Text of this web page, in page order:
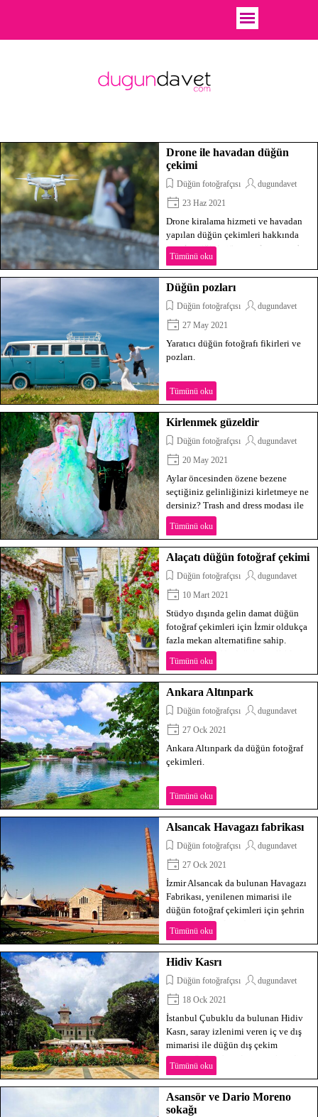
Drone ile havadan düğün
çekimi
Düğün fotoğrafçısı
dugundavet
23 Haz 2021
Drone kiralama hizmeti ve havadan
yapılan düğün çekimleri hakkında
merak ettiğiniz tüm soruların cevabı,
bu yazımızda bulacaksınız. Düğün
fotoğrafçılığında yeni bir trend olan
bu yöntemi keşfedin!
Tümünü oku
Düğün pozları
Düğün fotoğrafçısı
dugundavet
27 May 2021
Yaratıcı düğün fotoğrafı fikirleri ve
pozları.
Tümünü oku
Kirlenmek güzeldir
Düğün fotoğrafçısı
dugundavet
20 May 2021
Aylar öncesinden özene bezene
seçtiğiniz gelinliğinizi kirletmeye ne
dersiniz? Trash and dress modası ile
bu mümkün.
Tümünü oku
Alaçatı düğün fotoğraf çekimi
Düğün fotoğrafçısı
dugundavet
10 Mart 2021
Stüdyo dışında gelin damat düğün
fotoğraf çekimleri için İzmir oldukça
fazla mekan alternatifine sahip.
Çeşme Alaçatı'da doğal güzellikleri
ile bu alternatif lokasyonlardan biri.
Tümünü oku
Ankara Altınpark
Düğün fotoğrafçısı
dugundavet
27 Ock 2021
Ankara Altınpark da düğün fotoğraf
çekimleri.
Tümünü oku
Alsancak Havagazı fabrikası
Düğün fotoğrafçısı
dugundavet
27 Ock 2021
İzmir Alsancak da bulunan Havagazı
Fabrikası, yenilenen mimarisi ile
düğün fotoğraf çekimleri için şehrin
popüler mekanlarından.
Tümünü oku
Hidiv Kasrı
Düğün fotoğrafçısı
dugundavet
18 Ock 2021
İstanbul Çubuklu da bulunan Hidiv
Kasrı, saray izlenimi veren iç ve dış
mimarisi ile düğün dış çekim
fotoğraflarına fon oluşturacak nadir
yerlerden biri.
Tümünü oku
Asansör ve Dario Moreno
sokağı